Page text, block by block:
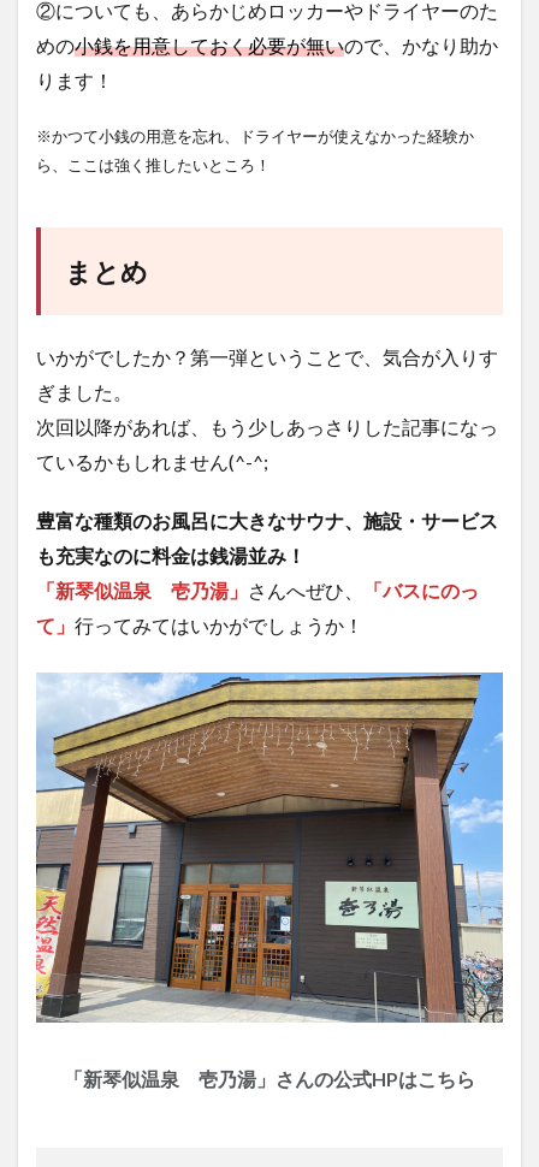
②についても、あらかじめロッカーやドライヤーのた
めの小銭を用意しておく必要が無いので、かなり助か
ります！
※かつて小銭の用意を忘れ、ドライヤーが使えなかった経験か
ら、ここは強く推したいところ！
まとめ
いかがでしたか？第一弾ということで、気合が入りす
ぎました。
次回以降があれば、もう少しあっさりした記事になっ
ているかもしれません(^-^;
豊富な種類のお風呂に大きなサウナ、施設・サービス
も充実なのに料金は銭湯並み！
「新琴似温泉 壱乃湯」 さんへぜひ、
「バスにのっ
て」 行ってみてはいかがでしょうか！
「新琴似温泉 壱乃湯」さんの公式HPはこちら